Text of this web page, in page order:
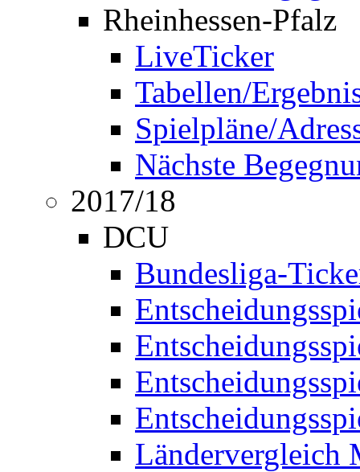
Rheinhessen-Pfalz
LiveTicker
Tabellen/
Spielpläne/
Nächste
2017/18
DCU
Bundesliga-
Ländervergleich